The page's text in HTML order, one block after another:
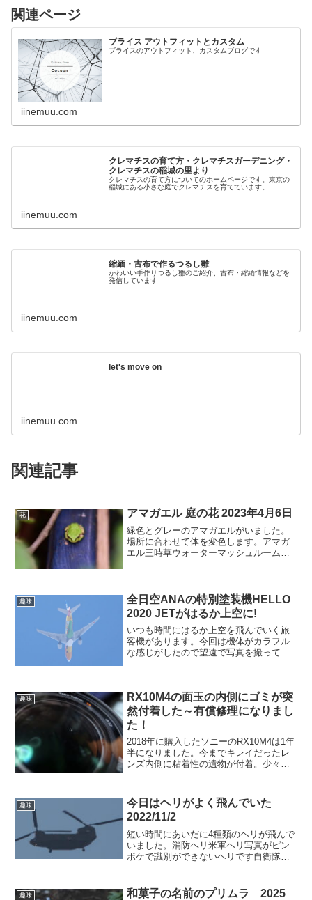
関連ページ
ブライス アウトフィットとカスタム
ブライスのアウトフィット、カスタムブログです
iinemuu.com
クレマチスの育て方・クレマチスガーデニング・
クレマチスの稲城の里より
クレマチスの育て方についてのホームページです。東京の
稲城にある小さな庭でクレマチスを育てています。
iinemuu.com
縮緬・古布で作るつるし雛
かわいい手作りつるし雛のご紹介、古布・縮緬情報などを
発信しています
iinemuu.com
let's move on
iinemuu.com
関連記事
花 アマガエル 庭の花 2023年4月6日
緑色とグレーのアマガエルがいました。
場所に合わせて体を変色します。アマガ
エル三時草ウォーターマッシュルームワ
ハナニラシャガモッコウバ...
趣味
全日空ANAの特別塗装機HELLO
2020 JETがはるか上空に!
いつも時間にはるか上空を飛んでいく旅
客機があります。今回は機体がカラフル
な感じがしたので望遠で写真を撮ってみ
くりでした。上の写...
趣味
RX10M4の面玉の内側にゴミが突
然付着した～有償修理になりまし
た！
2018年に購入したソニーのRX10M4は1年
半になりました。今までキレイだったレ
ンズ内側に粘着性の遺物が付着。少々の
白いものが付着しているのが見えます。
これはレンズの...
趣味
今日はヘリがよく飛んでいた
2022/11/2
短い時間にあいだに4種類のヘリが飛んで
いました。消防ヘリ米軍ヘリ写真がピン
ボケで識別ができないヘリです自衛隊の
趣味
和菓子の名前のプリムラ 2025